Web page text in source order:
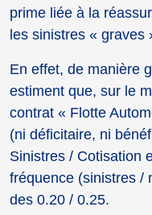
prime liée à la
les sinistres « graves
En effet, de manière
estiment que, sur le
contrat « Flotte
(ni déficitaire, ni
Sinistres / Cotisation
fréquence (sinistres /
des 0.20 / 0.25.